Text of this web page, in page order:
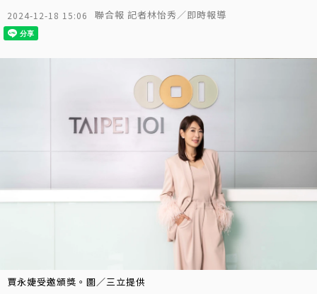
2024-12-18 15:06 聯合報 記者林怡秀／即時報導
賈永婕受邀頒獎。圖／三立提供